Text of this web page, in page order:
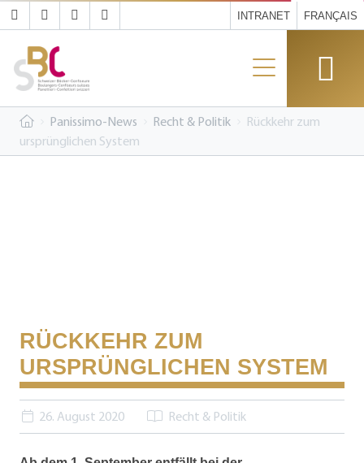
INTRANET FRANÇAIS
Panissimo-News Recht & Politik
Rückkehr zum
ursprünglichen System
RÜCKKEHR ZUM
URSPRÜNGLICHEN SYSTEM
26. August 2020 Recht & Politik